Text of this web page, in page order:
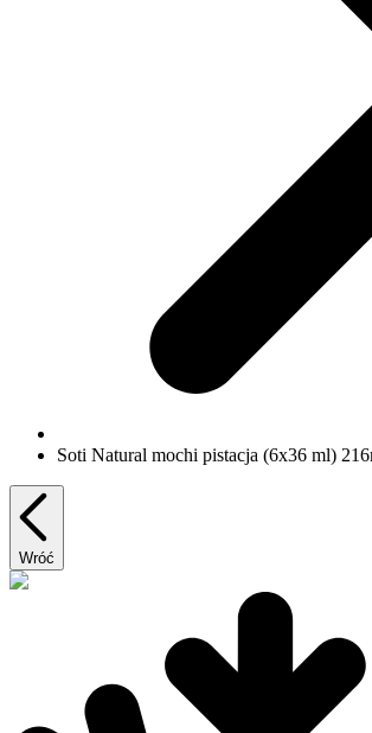
Soti Natural mochi pistacja (6x36 ml)
Wróć